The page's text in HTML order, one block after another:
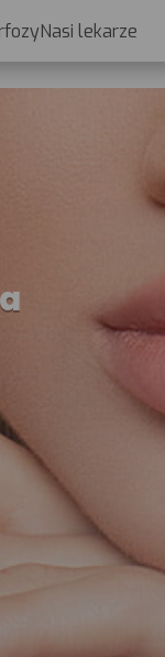
Nasi lekarze